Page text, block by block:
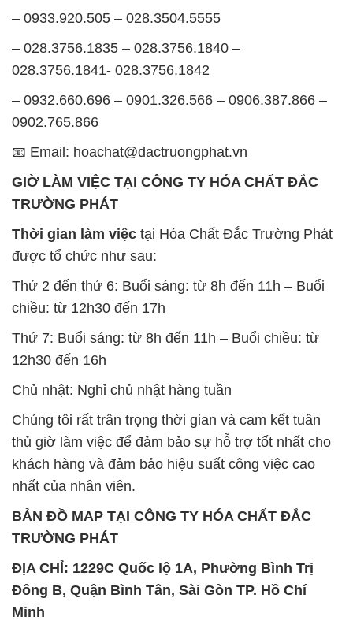
– 0933.920.505 – 028.3504.5555
– 028.3756.1835 – 028.3756.1840 –
028.3756.1841- 028.3756.1842
– 0932.660.696 – 0901.326.566 – 0906.387.866 –
0902.765.866
📧 Email: hoachat@dactruongphat.vn
GIỜ LÀM VIỆC TẠI CÔNG TY HÓA CHẤT ĐẮC
TRƯỜNG PHÁT
Thời gian làm việc tại Hóa Chất Đắc Trường Phát
được tổ chức như sau:
Thứ 2 đến thứ 6: Buổi sáng: từ 8h đến 11h – Buổi
chiều: từ 12h30 đến 17h
Thứ 7: Buổi sáng: từ 8h đến 11h – Buổi chiều: từ
12h30 đến 16h
Chủ nhật: Nghỉ chủ nhật hàng tuần
Chúng tôi rất trân trọng thời gian và cam kết tuân
thủ giờ làm việc để đảm bảo sự hỗ trợ tốt nhất cho
khách hàng và đảm bảo hiệu suất công việc cao
nhất của nhân viên.
BẢN ĐỒ MAP TẠI CÔNG TY HÓA CHẤT ĐẮC
TRƯỜNG PHÁT
ĐỊA CHỈ: 1229C Quốc lộ 1A, Phường Bình Trị
Đông B, Quận Bình Tân, Sài Gòn TP. Hồ Chí
Minh